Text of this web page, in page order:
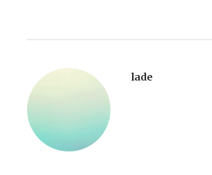
ゲ
ー
シ
lade